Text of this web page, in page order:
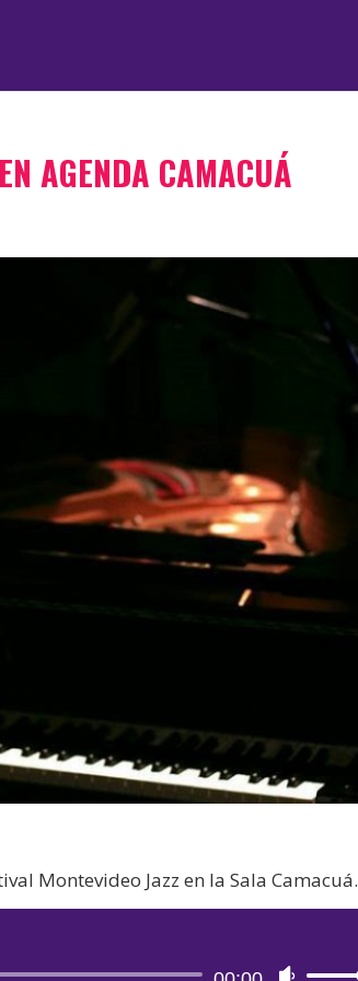
AGENDA CAMACUÁ
Montevideo Jazz en la Sala Camacuá.